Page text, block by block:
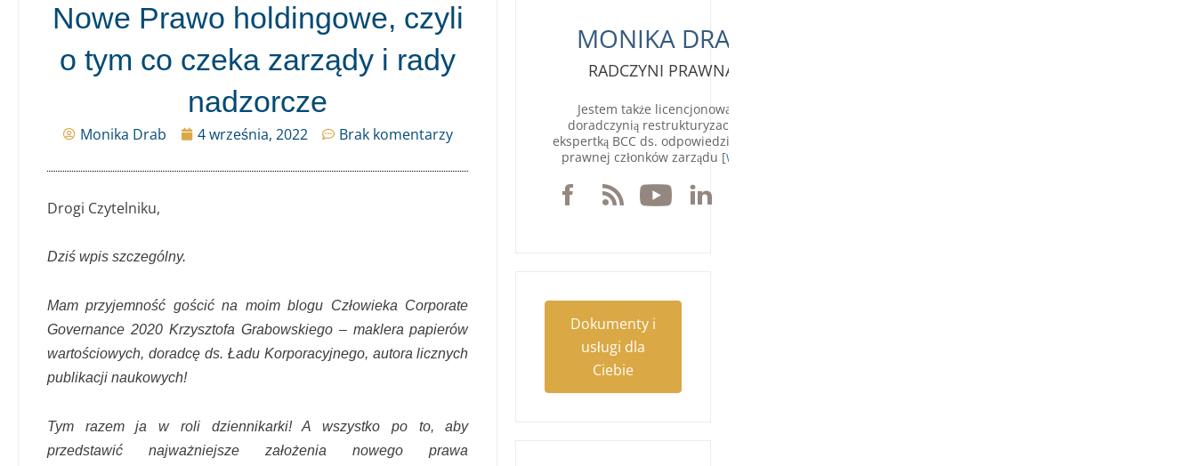
Nowe Prawo holdingowe, czyli
o tym co czeka zarządy i rady
nadzorcze
Monika Drab 4 września, 2022 Brak komentarzy
Drogi Czytelniku,
Dziś wpis szczególny.
Mam przyjemność gościć na moim blogu Człowieka Corporate
Governance 2020 Krzysztofa Grabowskiego – maklera papierów
wartościowych, doradcę ds. Ładu Korporacyjnego, autora licznych
publikacji naukowych!
Tym razem ja w roli dziennikarki! A wszystko po to, aby
przedstawić najważniejsze założenia nowego prawa
MONIKA DRAB
RADCZYNI PRAWNA
Jestem także licencjonowaną
doradczynią restrukturyzacyjną,
ekspertką BCC ds. odpowiedzialności
prawnej członków zarządu [Więcej
Dokumenty i
usługi dla
Ciebie